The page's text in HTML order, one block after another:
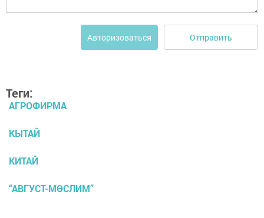
Авторизоваться Отправить
Теги:
АГРОФИРМА
КЫТАЙ
КИТАЙ
“АВГУСТ-МӨСЛИМ”